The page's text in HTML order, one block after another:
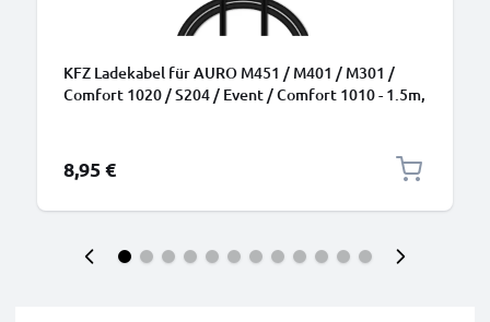
KFZ Ladekabel für AURO M451 / M401 / M301 /
Comfort 1020 / S204 / Event / Comfort 1010 - 1.5m,
8,95 €